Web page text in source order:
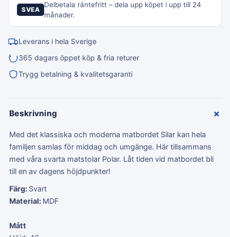
SVEA
Delbetala räntefritt – dela upp köpet i upp till 24
månader.
Leverans i hela Sverige
365 dagars öppet köp & fria returer
Trygg betalning & kvalitetsgaranti
Beskrivning +
Med det klassiska och moderna matbordet Silar kan hela
familjen samlas för middag och umgänge. Här tillsammans
med våra svarta matstolar Polar. Låt tiden vid matbordet bli
till en av dagens höjdpunkter!
Färg: Svart
Material: MDF
Mått